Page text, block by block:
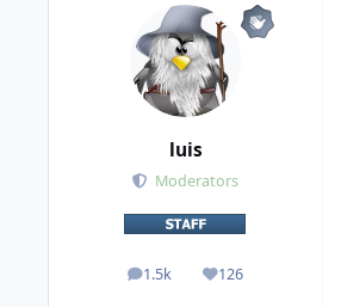
luis
Moderators
1.5k
posts 126
Reputation